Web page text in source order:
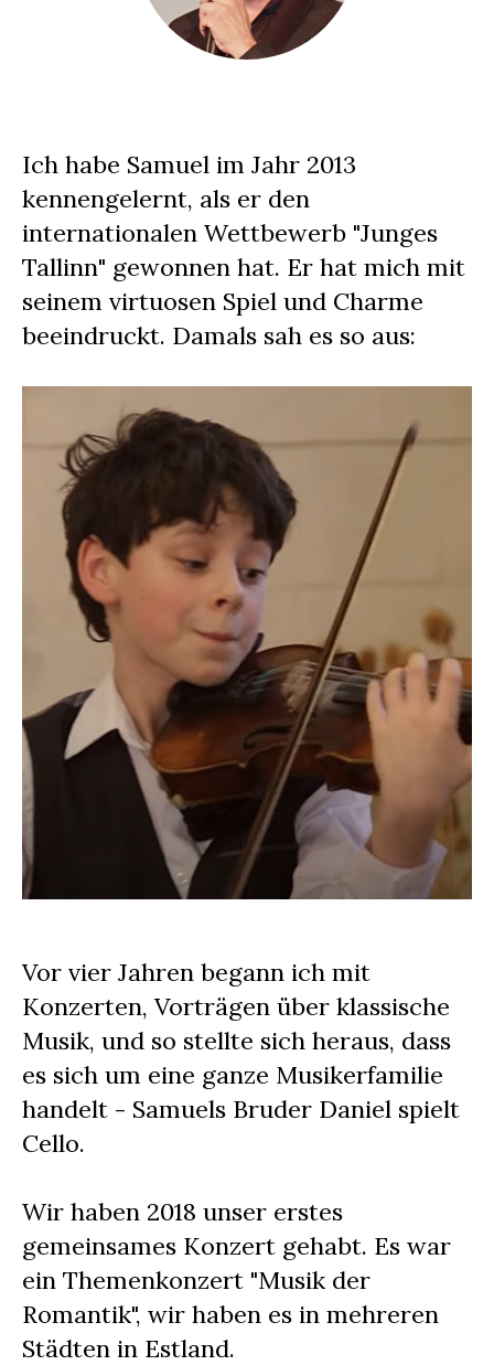
Ich habe Samuel im Jahr 2013
kennengelernt, als er den
internationalen Wettbewerb "Junges
Tallinn" gewonnen hat. Er hat mich mit
seinem virtuosen Spiel und Charme
beeindruckt. Damals sah es so aus:
Vor vier Jahren begann ich mit
Konzerten, Vorträgen über klassische
Musik, und so stellte sich heraus, dass
es sich um eine ganze Musikerfamilie
handelt - Samuels Bruder Daniel spielt
Cello.
Wir haben 2018 unser erstes
gemeinsames Konzert gehabt. Es war
ein Themenkonzert "Musik der
Romantik", wir haben es in mehreren
Städten in Estland.